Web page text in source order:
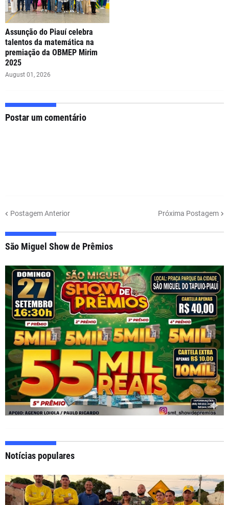
Assunção do Piauí celebra
talentos da matemática na
premiação da OBMEP Mirim
2025
August 01, 2026
Postar um comentário
Postagem Anterior Próxima Postagem
São Miguel Show de Prêmios
Notícias populares